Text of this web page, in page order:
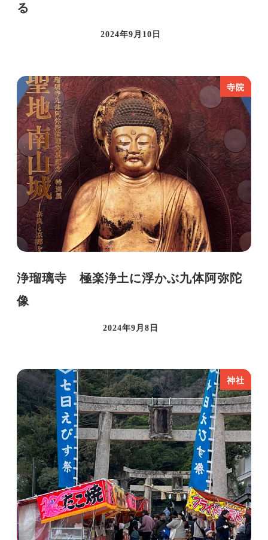
る
投稿日
2024年9月10日
寺院
浄瑠璃寺 極楽浄土に浮かぶ九体阿弥陀
像
投稿日
2024年9月8日
神社